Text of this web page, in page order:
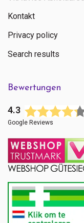
Kontakt
Privacy policy
Search results
Bewertungen
4.3
Google Reviews